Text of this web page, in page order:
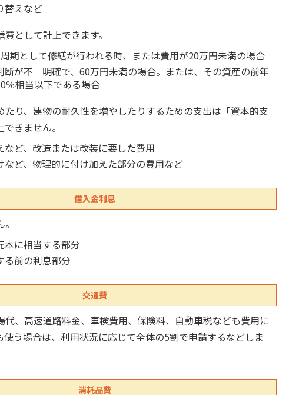
替えなど
として計上できます。
期として修繕が行われる時、または費用が20万円未満の場合
断が不 明確で、60万円未満の場合。または、その資産の前年
％相当以下である場合
たり、建物の耐久性を増やしたりするための支出は「資本的支
きません。
ど、改造または改装に要した費用
ど、物理的に付け加えた部分の費用など
借入金利息
本に相当する部分
る前の利息部分
交通費
代、高速道路料金、車検費用、保険料、自動車税なども費用に
う場合は、利用状況に応じて全体の5割で申請するなどしま
消耗品費